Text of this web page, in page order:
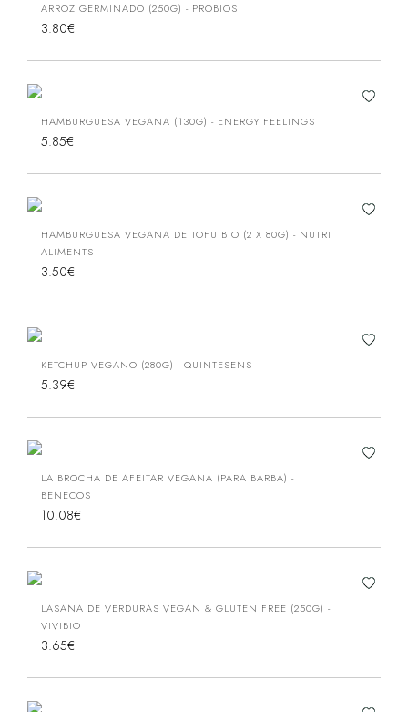
ARROZ GERMINADO (250G) - PROBIOS
3.80€
HAMBURGUESA VEGANA (130G) - ENERGY FEELINGS
5.85€
HAMBURGUESA VEGANA DE TOFU BIO (2 X 80G) - NUTRI
ALIMENTS
3.50€
KETCHUP VEGANO (280G) - QUINTESENS
5.39€
LA BROCHA DE AFEITAR VEGANA (PARA BARBA) -
BENECOS
10.08€
LASAÑA DE VERDURAS VEGAN & GLUTEN FREE (250G) -
VIVIBIO
3.65€